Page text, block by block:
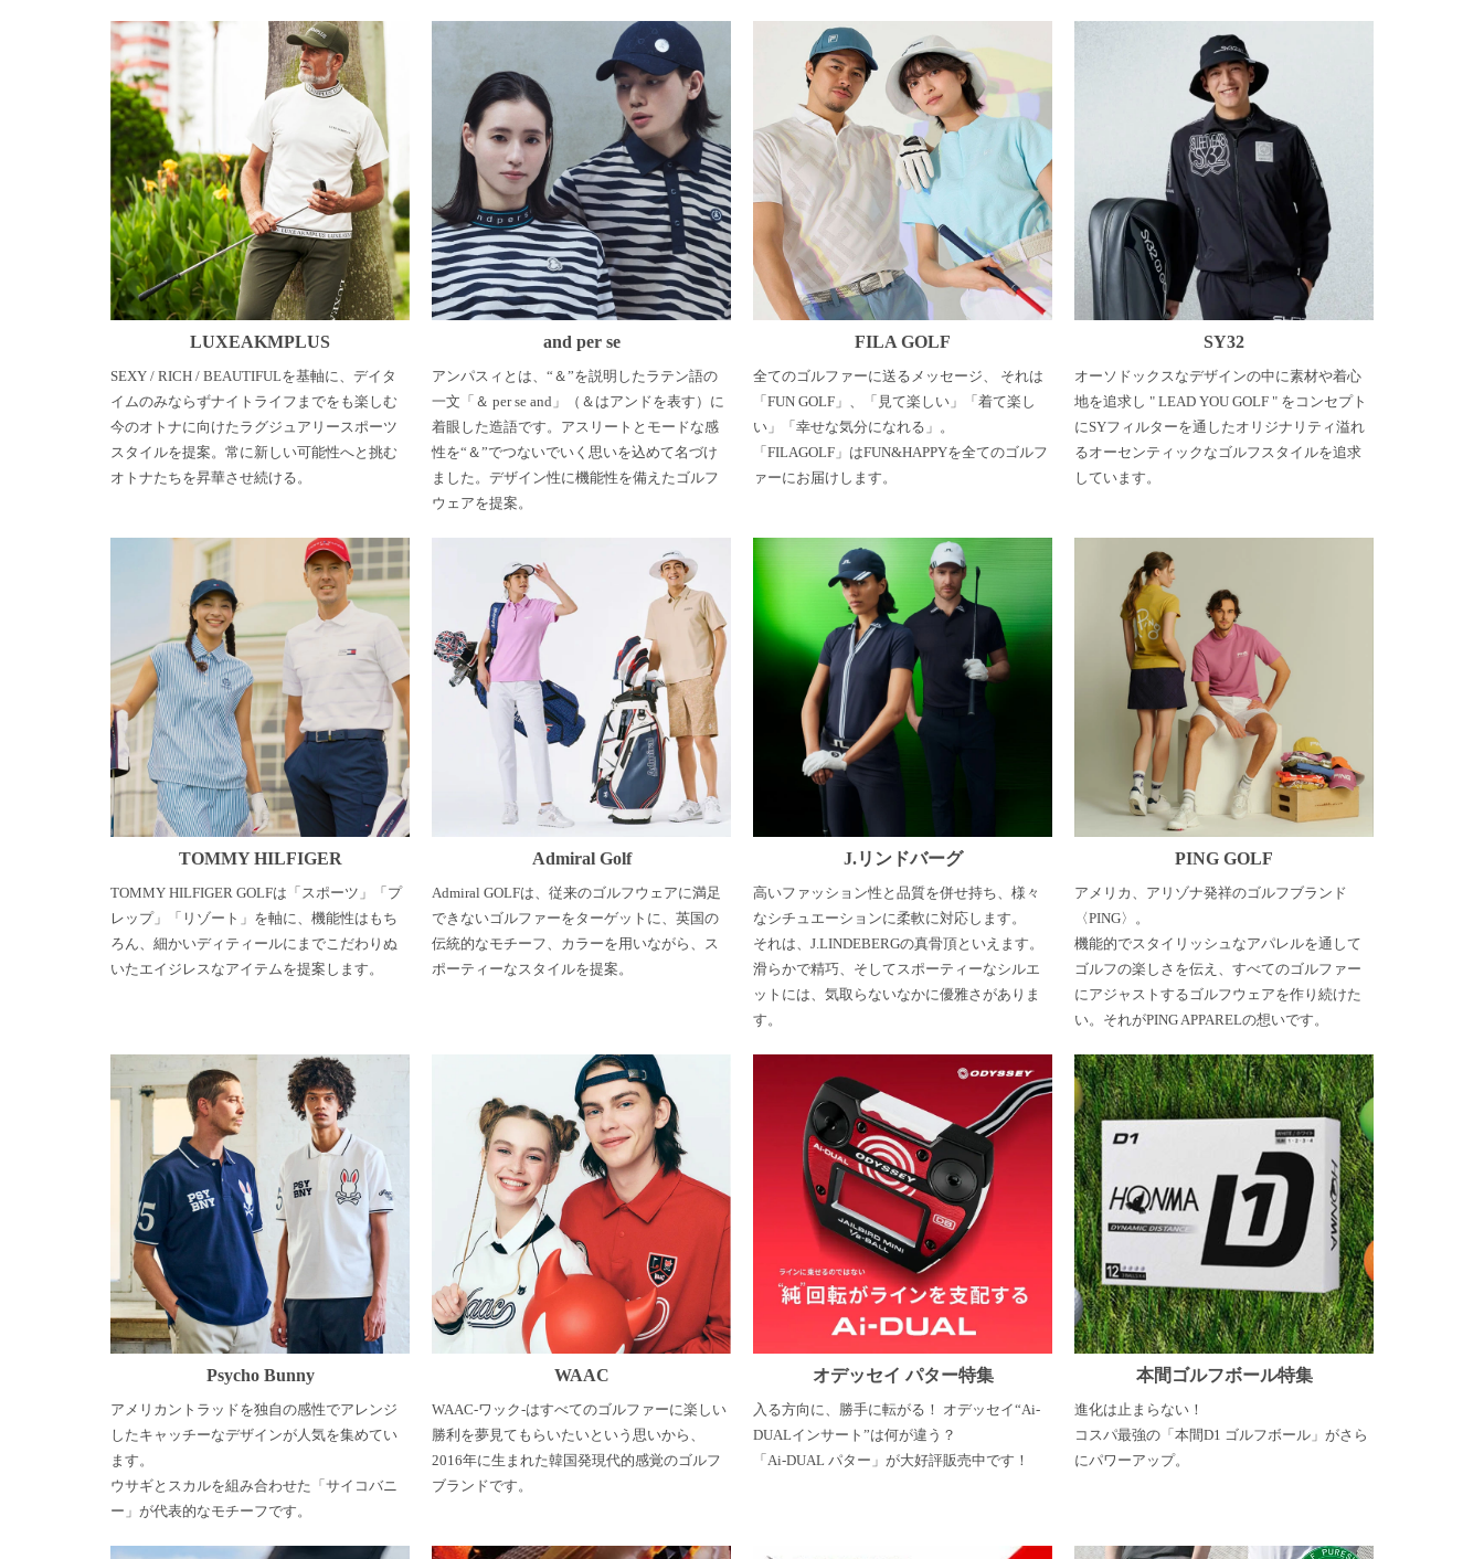
LUXEAKMPLUS
SEXY / RICH / BEAUTIFULを基軸に、デイタ
イムのみならずナイトライフまでをも楽しむ
今のオトナに向けたラグジュアリースポーツ
スタイルを提案。常に新しい可能性へと挑む
オトナたちを昇華させ続ける。
and per se
アンパスィとは、“＆”を説明したラテン語の
一文「＆ per se and」（＆はアンドを表す）に
着眼した造語です。アスリートとモードな感
性を“＆”でつないでいく思いを込めて名づけ
ました。デザイン性に機能性を備えたゴルフ
ウェアを提案。
FILA GOLF
全てのゴルファーに送るメッセージ、 それは
「FUN GOLF」、「見て楽しい」「着て楽し
い」「幸せな気分になれる」。
「FILAGOLF」はFUN&HAPPYを全てのゴルフ
ァーにお届けします。
SY32
オーソドックスなデザインの中に素材や着心
地を追求し " LEAD YOU GOLF " をコンセプト
にSYフィルターを通したオリジナリティ溢れ
るオーセンティックなゴルフスタイルを追求
しています。
TOMMY HILFIGER
TOMMY HILFIGER GOLFは「スポーツ」「プ
レップ」「リゾート」を軸に、機能性はもち
ろん、細かいディティールにまでこだわりぬ
いたエイジレスなアイテムを提案します。
Admiral Golf
Admiral GOLFは、従来のゴルフウェアに満足
できないゴルファーをターゲットに、英国の
伝統的なモチーフ、カラーを用いながら、ス
ポーティーなスタイルを提案。
J.リンドバーグ
高いファッション性と品質を併せ持ち、様々
なシチュエーションに柔軟に対応します。
それは、J.LINDEBERGの真骨頂といえます。
滑らかで精巧、そしてスポーティーなシルエ
ットには、気取らないなかに優雅さがありま
す。
PING GOLF
アメリカ、アリゾナ発祥のゴルフブランド
〈PING〉。
機能的でスタイリッシュなアパレルを通して
ゴルフの楽しさを伝え、すべてのゴルファー
にアジャストするゴルフウェアを作り続けた
い。それがPING APPARELの想いです。
Psycho Bunny
アメリカントラッドを独自の感性でアレンジ
したキャッチーなデザインが人気を集めてい
ます。
ウサギとスカルを組み合わせた「サイコバニ
ー」が代表的なモチーフです。
WAAC
WAAC-ワック-はすべてのゴルファーに楽しい
勝利を夢見てもらいたいという思いから、
2016年に生まれた韓国発現代的感覚のゴルフ
ブランドです。
オデッセイ パター特集
入る方向に、勝手に転がる！ オデッセイ“Ai-
DUALインサート”は何が違う？
「Ai-DUAL パター」が大好評販売中です！
本間ゴルフボール特集
進化は止まらない！
コスパ最強の「本間D1 ゴルフボール」がさら
にパワーアップ。